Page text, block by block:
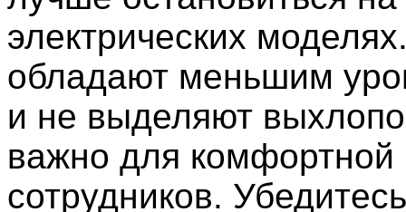
электрических
обладают меньшим
и не выделяют
важно для комфортной
сотрудников.